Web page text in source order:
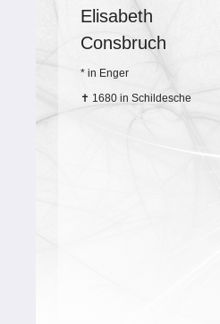
Elisabeth
Consbruch
* in Enger
✝ 1680 in Schildesche